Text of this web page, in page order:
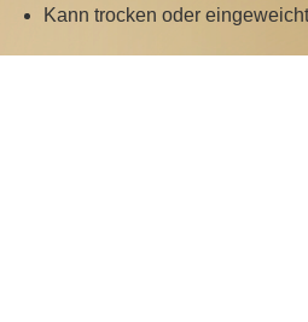
Kann trocken oder eingeweicht